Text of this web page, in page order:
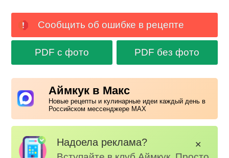
Сообщить об ошибке в рецепте
PDF с фото PDF без фото
Аймкук в Макс
Новые рецепты и кулинарные идеи каждый день в
Российском мессенджере MAX
Надоела реклама? ✕